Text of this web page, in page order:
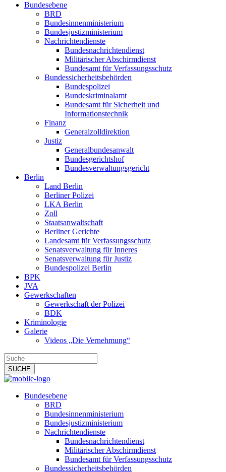
Bundesebene
BRD
Bundesinnenministerium
Bundesjustizministerium
Nachrichtendienste
Bundesnachrichtendienst
Militärischer Abschirmdienst
Bundesamt für Verfassungsschutz
Bundessicherheitsbehörden
Bundespolizei
Bundeskriminalamt
Bundesamt für Sicherheit und
Informationstechnik
Finanz
Generalzolldirektion
Justiz
Generalbundesanwalt
Bundesgerichtshof
Bundesverwaltungsgericht
Berlin
Land Berlin
Berliner Polizei
LKA Berlin
Zoll
Staatsanwaltschaft
Berliner Gerichte
Landesamt für Verfassungsschutz
Senatsverwaltung für Inneres
Senatsverwaltung für Justiz
Bundespolizei Berlin
BPK
JVA
Gewerkschaften
Gewerkschaft der Polizei
BDK
Kriminologie
Galerie
Videos „Die Vernehmung“
Bundesebene
BRD
Bundesinnenministerium
Bundesjustizministerium
Nachrichtendienste
Bundesnachrichtendienst
Militärischer Abschirmdienst
Bundesamt für Verfassungsschutz
Bundessicherheitsbehörden